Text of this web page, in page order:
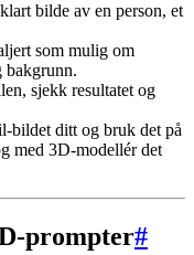
bilde av en person, et
som mulig om
bakgrunn.
sjekk resultatet og
bildet ditt og bruk det på
med 3D-modellér det
prompter#